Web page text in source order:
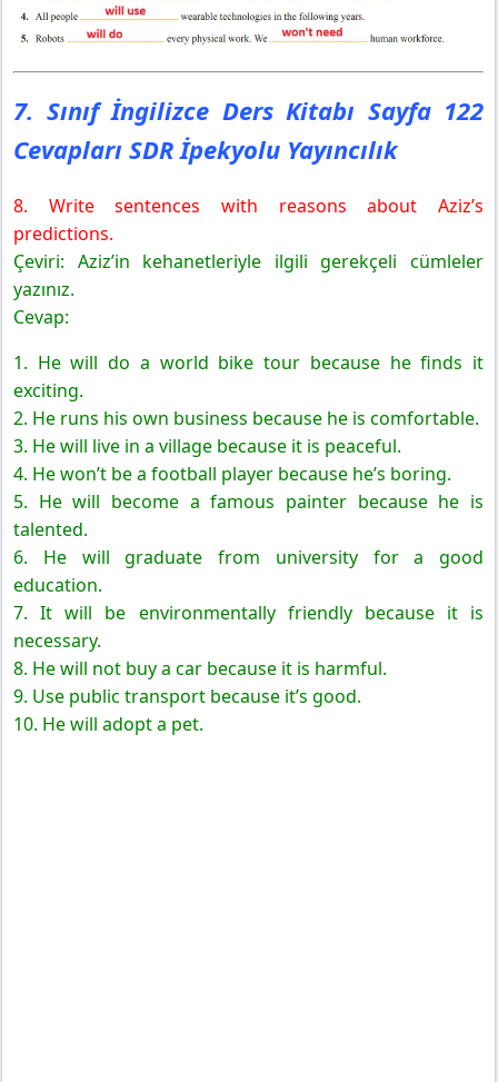
7. Sınıf İngilizce Ders Kitabı Sayfa 122
Cevapları SDR İpekyolu Yayıncılık
8. Write sentences with reasons about Aziz’s
predictions.
Çeviri: Aziz’in kehanetleriyle ilgili gerekçeli cümleler
yazınız.
Cevap:
1. He will do a world bike tour because he finds it
exciting.
2. He runs his own business because he is comfortable.
3. He will live in a village because it is peaceful.
4. He won’t be a football player because he’s boring.
5. He will become a famous painter because he is
talented.
6. He will graduate from university for a good
education.
7. It will be environmentally friendly because it is
necessary.
8. He will not buy a car because it is harmful.
9. Use public transport because it’s good.
10. He will adopt a pet.